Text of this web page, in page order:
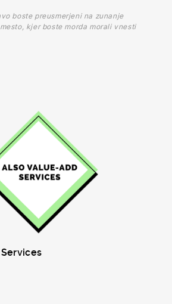
boste preusmerjeni na zunanje
kjer boste morda morali vnesti